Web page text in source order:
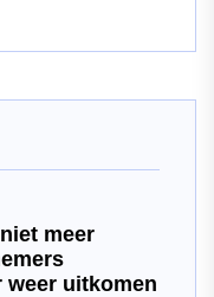
meer
weer uitkomen